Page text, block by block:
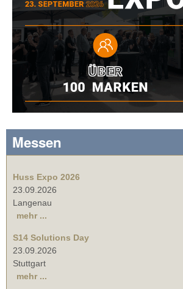
Messen
Huss Expo 2026
23.09.2026
Langenau
mehr ...
S14 Solutions Day
23.09.2026
Stuttgart
mehr ...